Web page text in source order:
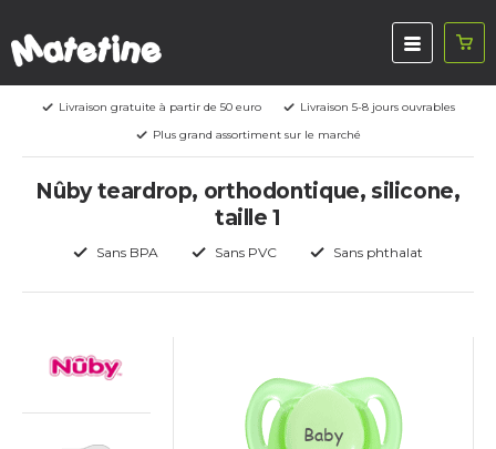
Livraison gratuite à partir de 50 euro
Livraison 5-8 jours ouvrables
Plus grand assortiment sur le marché
Nûby teardrop, orthodontique, silicone,
taille 1
Sans BPA Sans PVC Sans phthalat
Baby